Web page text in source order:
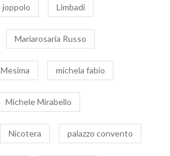
joppolo Limbadi
Mariarosaria Russo
Mesima michela fabio
Michele Mirabello
Nicotera palazzo convento